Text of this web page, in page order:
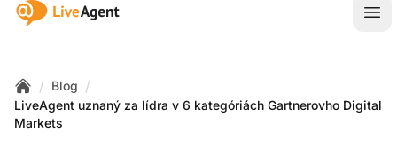
:site.title
Home
/ Blog /
LiveAgent uznaný za lídra v 6 kategóriách Gartnerovho Digital
Markets